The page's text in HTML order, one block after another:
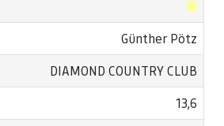
Günther Pötz
DIAMOND COUNTRY CLUB
13,6